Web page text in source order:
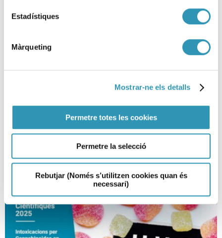
Estadístiques
Màrqueting
Mostrar-ne els detalls
Permetre totes les cookies
Permetre la selecció
Rebutjar (Només s’utilitzen cookies quan és
necessari)
Los estudios de vida útil segura
de alimentos listos para el